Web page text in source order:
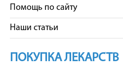
Помощь по сайту
Наши статьи
ПОКУПКА ЛЕКАРСТВ